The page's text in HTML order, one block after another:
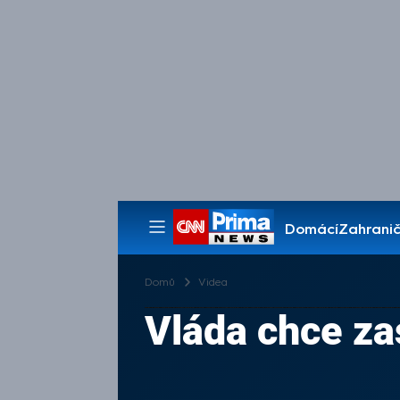
Domácí
Pořady
Domů Videa
Vláda chce